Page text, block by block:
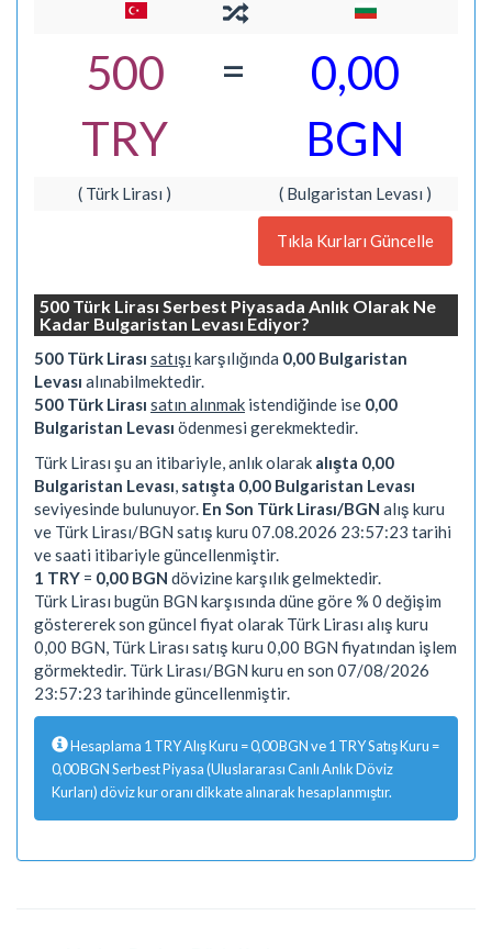
500
TRY
=
0,00
BGN
( Türk Lirası ) ( Bulgaristan Levası )
Tıkla Kurları Güncelle
500 Türk Lirası Serbest Piyasada Anlık Olarak Ne
Kadar Bulgaristan Levası Ediyor?
500 Türk Lirası satışı karşılığında 0,00 Bulgaristan
Levası alınabilmektedir.
500 Türk Lirası satın alınmak istendiğinde ise 0,00
Bulgaristan Levası ödenmesi gerekmektedir.
Türk Lirası şu an itibariyle, anlık olarak alışta 0,00
Bulgaristan Levası satışta 0,00 Bulgaristan Levası
seviyesinde bulunuyor. En Son Türk Lirası/BGN alış kuru
ve Türk Lirası/BGN satış kuru 07.08.2026 23:57:23 tarihi
ve saati itibariyle güncellenmiştir.
1 TRY = 0,00 BGN dövizine karşılık gelmektedir.
Türk Lirası bugün BGN karşısında düne göre % 0 değişim
göstererek son güncel fiyat olarak Türk Lirası alış kuru
0,00 BGN, Türk Lirası satış kuru 0,00 BGN fiyatından işlem
görmektedir. Türk Lirası/BGN kuru en son 07/08/2026
23:57:23 tarihinde güncellenmiştir.
Hesaplama 1 TRY Alış Kuru = 0,00 BGN ve 1 TRY Satış Kuru =
0,00 BGN Serbest Piyasa (Uluslararası Canlı Anlık Döviz
Kurları) döviz kur oranı dikkate alınarak hesaplanmıştır.